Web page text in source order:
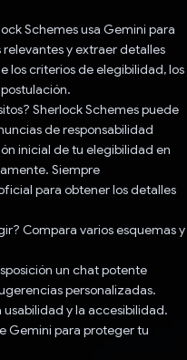
Schemes usa Gemini para
y extraer detalles
los criterios de elegibilidad, los
Sherlock Schemes puede
de responsabilidad
inicial de tu elegibilidad en
Siempre
para obtener los detalles
Compara varios esquemas y
un chat potente
personalizadas.
usabilidad y la accesibilidad.
Gemini para proteger tu